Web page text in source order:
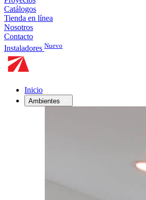
Catálogos
Tienda en línea
Nosotros
Contacto
Instaladores Nuevo
Inicio
Ambientes